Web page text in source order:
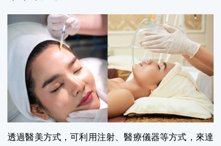
透過醫美方式，可利用注射、醫療儀器等方式，來達